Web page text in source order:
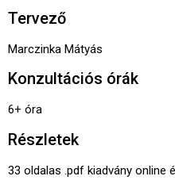
Tervező
Marczinka Mátyás
Konzultációs órák
6+ óra
Részletek
33 oldalas .pdf kiadvány online